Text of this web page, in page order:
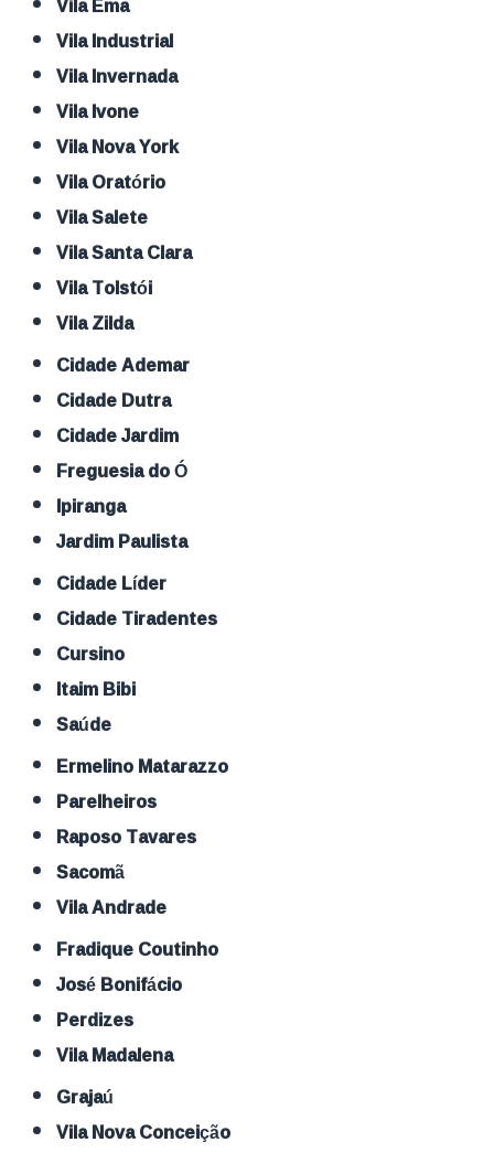
Vila Industrial
Vila Invernada
Vila Ivone
Vila Nova York
Vila Oratório
Vila Salete
Vila Santa Clara
Vila Tolstói
Vila Zilda
Cidade Ademar
Cidade Dutra
Cidade Jardim
Freguesia do Ó
Ipiranga
Jardim Paulista
Cidade Líder
Cidade Tiradentes
Cursino
Itaim Bibi
Saúde
Ermelino Matarazzo
Parelheiros
Raposo Tavares
Sacomã
Vila Andrade
Fradique Coutinho
José Bonifácio
Perdizes
Vila Madalena
Grajaú
Vila Nova Conceição